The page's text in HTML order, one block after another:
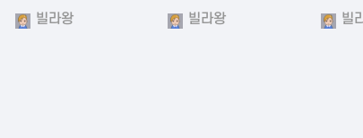
근처의 …
빌라왕
4룸빌라입…
빌라왕
아름빌